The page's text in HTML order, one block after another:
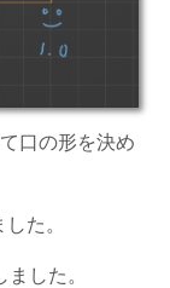
口の形を決め
た。
ました。